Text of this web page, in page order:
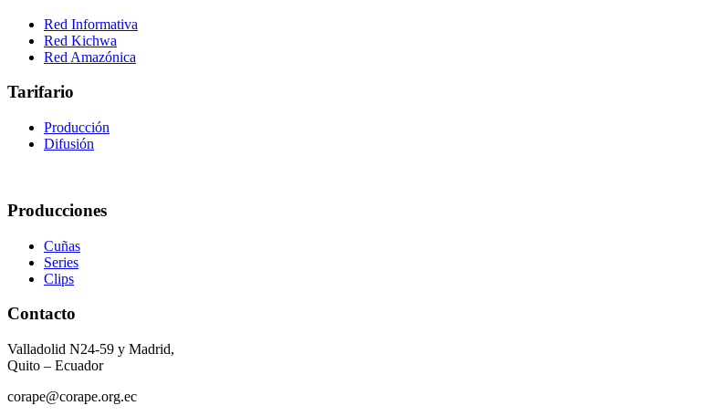
Red Informativa
Red Kichwa
Red Amazónica
Tarifario
Producción
Difusión
Producciones
Cuñas
Series
Clips
Contacto
Valladolid N24-59 y Madrid,
Quito – Ecuador
corape@corape.org.ec